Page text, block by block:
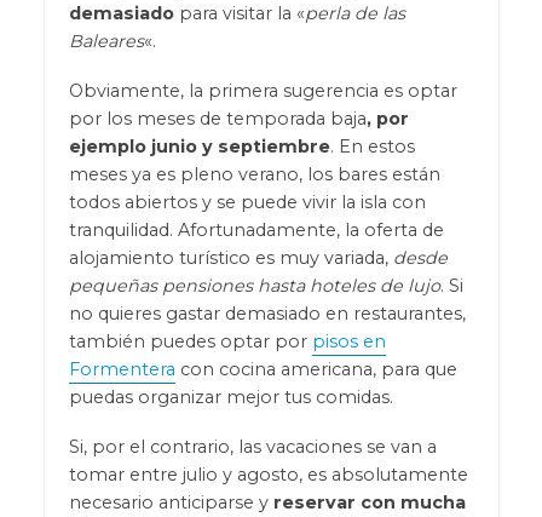
demasiadopara visitar la «perla de las
Baleares«.
Obviamente, la primera sugerencia es optar
por los meses de temporada baja, por
ejemplo junio y septiembre. En estos
meses ya es pleno verano, los bares están
todos abiertos y se puede vivir la isla con
tranquilidad. Afortunadamente, la oferta de
alojamiento turístico es muy variada, desde
pequeñas pensiones hasta hoteles de lujo. Si
no quieres gastar demasiado en restaurantes,
también puedes optar por pisos en
Formentera con cocina americana, para que
puedas organizar mejor tus comidas.
Si, por el contrario, las vacaciones se van a
tomar entre julio y agosto, es absolutamente
necesario anticiparse y reservar con mucha